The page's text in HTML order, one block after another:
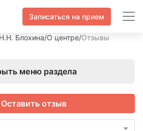
Записаться на прием
Блохина/О центре/Отзывы
меню раздела
Оставить отзыв